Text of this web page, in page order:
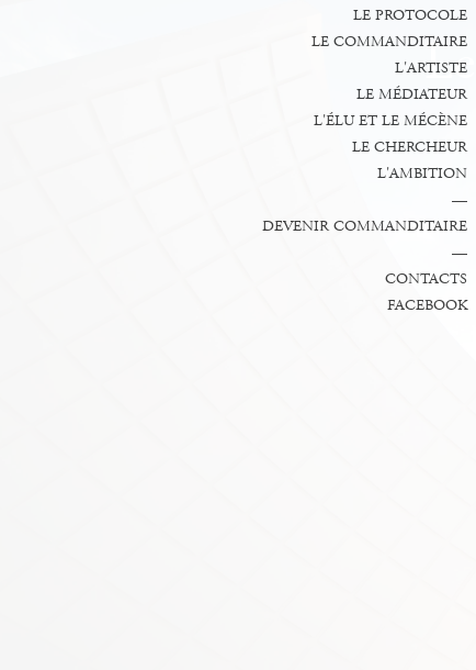
LE PROTOCOLE
LE COMMANDITAIRE
L'ARTISTE
LE MÉDIATEUR
L'ÉLU ET LE MÉCÈNE
LE CHERCHEUR
L'AMBITION
—
DEVENIR COMMANDITAIRE
—
CONTACTS
FACEBOOK